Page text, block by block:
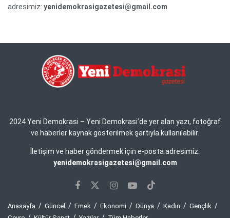
adresimiz: yenidemokrasigazetesi@gmail.com
2024 Yeni Demokrasi – Yeni Demokrasi’de yer alan yazı, fotoğraf
ve haberler kaynak gösterilmek şartıyla kullanılabilir.
İletişim ve haber göndermek için e-posta adresimiz:
yenidemokrasigazetesi@gmail.com
Anasayfa Güncel Emek Ekonomi Dünya Kadın
Gençlik